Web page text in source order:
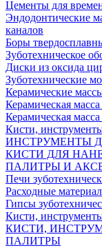
Цементы для
Эндодонтические
каналов
Боры
Зуботехническое
Диски из оксида
Зуботехнические
Керамические
Керамическая
Керамическая
Кисти,
ИНСТРУМЕНТЫ
КИСТИ ДЛЯ
ПАЛИТРЫ И
Печи
Расходные
Гипсы
Кисти,
КИСТИ,
ПАЛИТРЫ